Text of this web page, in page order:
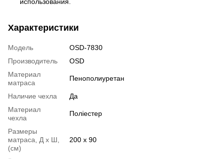
Характеристики
Модель
OSD-7830
Производитель
OSD
Материал
матраса
Пенополиуретан
Наличие чехла
Да
Материал
чехла
Поліестер
Размеры
матраса, Д х Ш,
(см)
200 х 90